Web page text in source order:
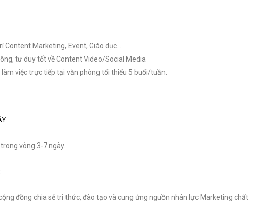
Content Marketing, Event, Giáo dục…
tư duy tốt về Content Video/Social Media
làm việc trực tiếp tại văn phòng tối thiểu 5 buổi/tuần.
vòng 3-7 ngày.
:
đồng chia sẻ tri thức, đào tạo và cung ứng nguồn nhân lực Marketing chất